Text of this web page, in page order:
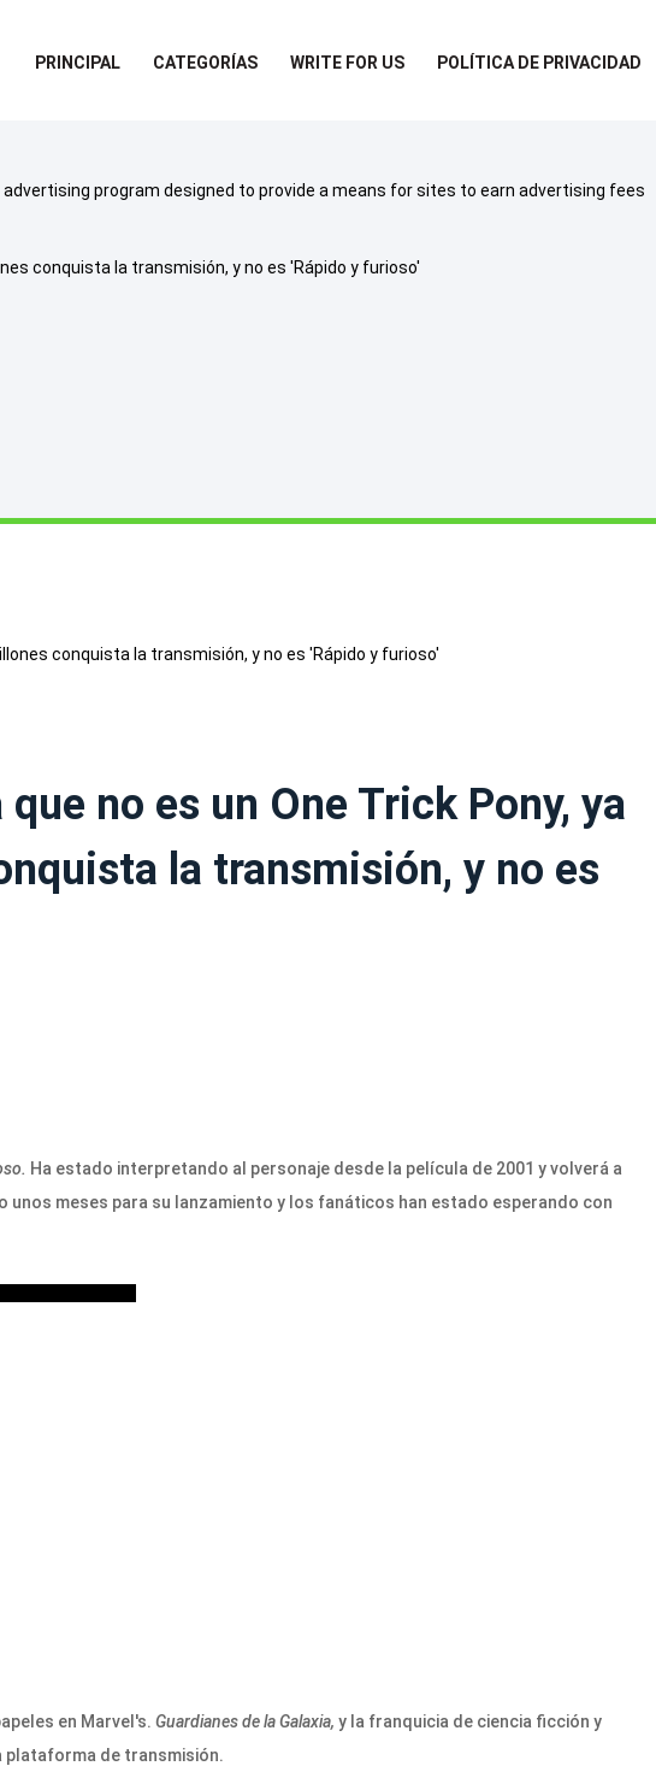
PRINCIPAL CATEGORÍAS WRITE FOR US POLÍTICA DE PRIVACIDAD
program designed to provide a means for sites to earn advertising fees
conquista la transmisión, y no es 'Rápido y furioso'
no es un One Trick Pony, ya
la transmisión, y no es
Ha estado interpretando al personaje desde la película de 2001 y volverá a
unos meses para su lanzamiento y los fanáticos han estado esperando con
en Marvel's. Guardianes de la Galaxia, y la franquicia de ciencia ficción y
plataforma de transmisión.